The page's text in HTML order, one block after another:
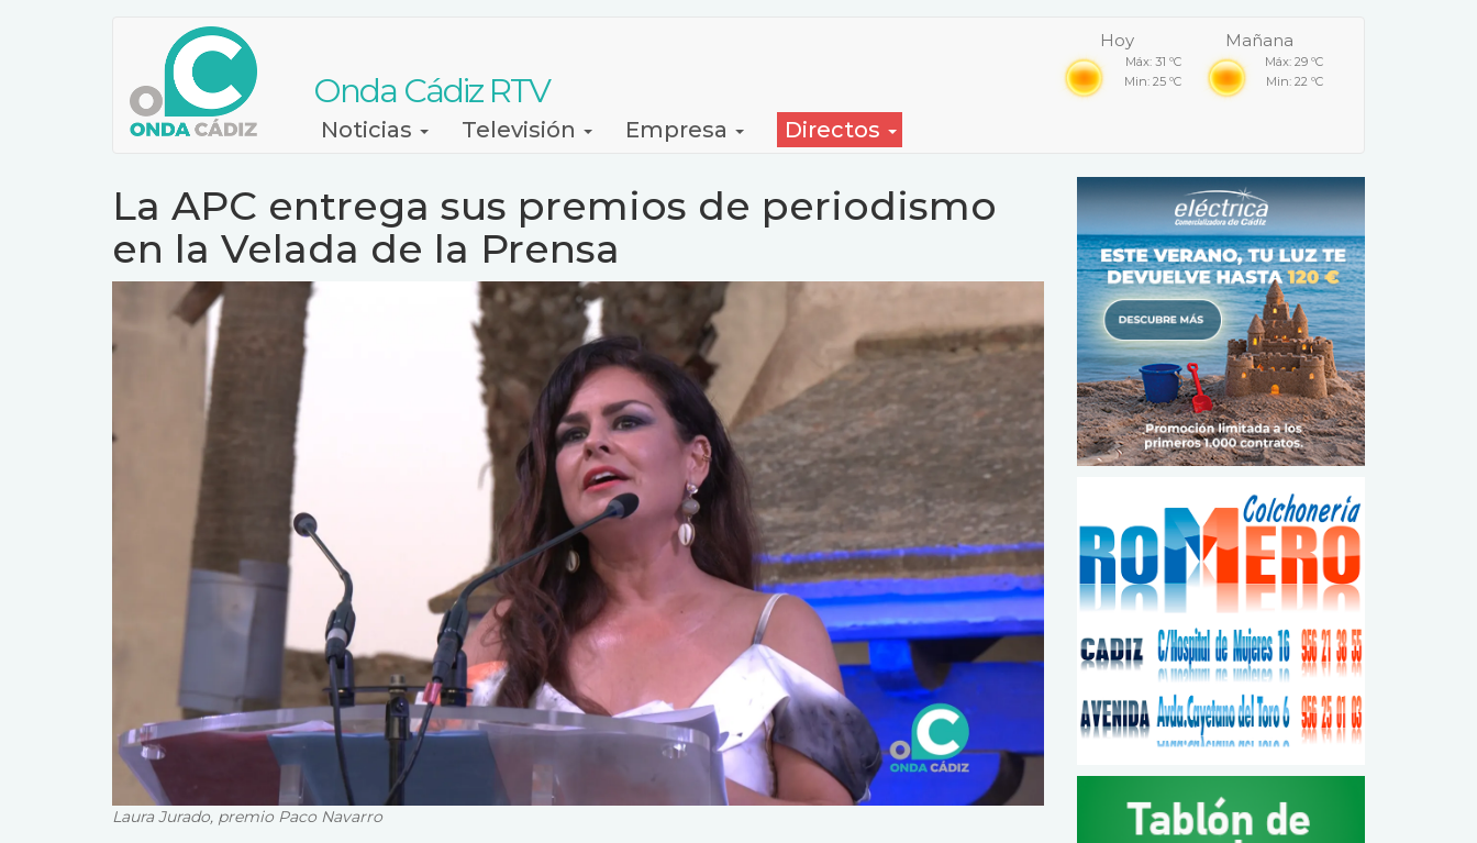
Onda Cádiz RTV
Hoy
Máx: 31 ºC
Min: 25 ºC
Mañana
Máx: 29 ºC
Min: 22 ºC
NavegaciónNoticias Televisión Empresa Directos
La APC entrega sus premios de periodismo
en la Velada de la Prensa
Laura Jurado, premio Paco Navarro